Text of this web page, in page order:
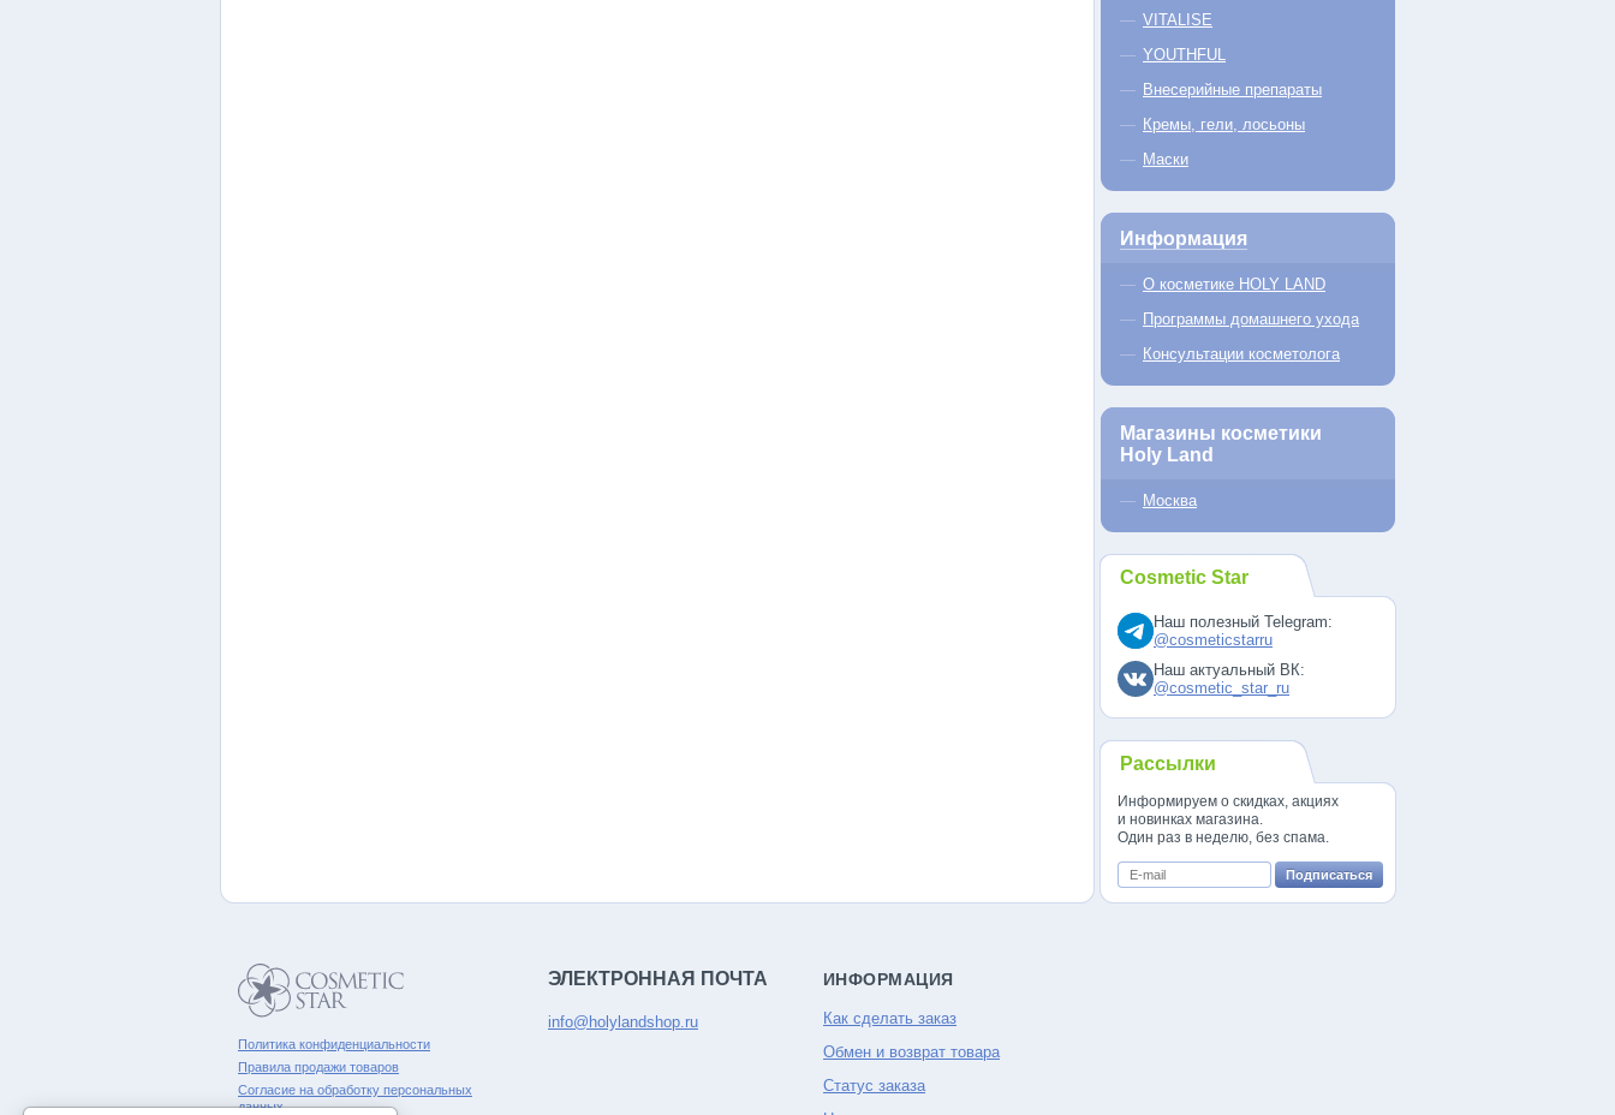
VITALISE
YOUTHFUL
Внесерийные препараты
Кремы, гели, лосьоны
Маски
Информация
О косметике HOLY LAND
Программы домашнего ухода
Консультации косметолога
Магазины косметики
Holy Land
Москва
Cosmetic Star
Наш полезный Telegram:
@cosmeticstarru
Наш актуальный ВК:
@cosmetic_star_ru
Рассылки
Информируем о скидках, акциях
и новинках магазина.
Один раз в неделю, без спама.
Политика конфиденциальности
Правила продажи товаров
Согласие на обработку персональных
данных
ЭЛЕКТРОННАЯ ПОЧТА
info@holylandshop.ru
ИНФОРМАЦИЯ
Как сделать заказ
Обмен и возврат товара
Статус заказа